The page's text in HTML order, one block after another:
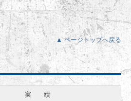
▲ ページトップへ戻る
実 績